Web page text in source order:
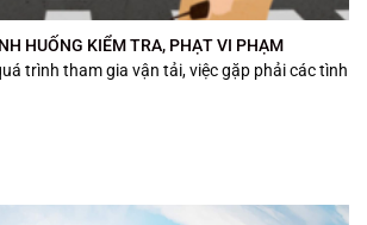
HUỐNG KIỂM TRA, PHẠT VI PHẠM
trình tham gia vận tải, việc gặp phải các tình